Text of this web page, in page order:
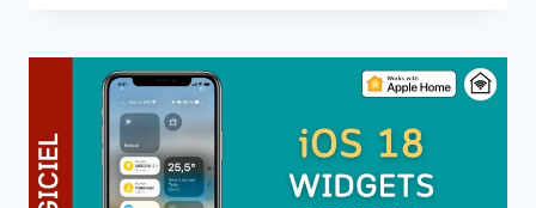
ADAPTATIF
POUR
MATTER